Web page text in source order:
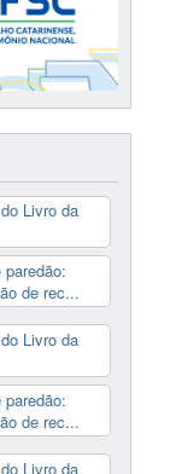
Livro da
paredão:
de rec...
Livro da
paredão:
de rec...
Livro da